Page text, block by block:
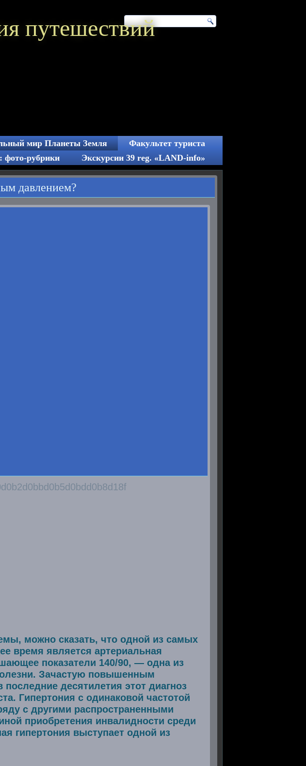
путешествий
мир Планеты Земля
Факультет туриста
фото-рубрики Экскурсии 39 reg. «LAND-info»
давлением?
можно сказать, что одной из самых
время является артериальная
показатели 140/90, — одна из
Зачастую повышенным
десятилетия этот диагноз
Гипертония с одинаковой частотой
с другими распространенными
приобретения инвалидности среди
гипертония выступает одной из